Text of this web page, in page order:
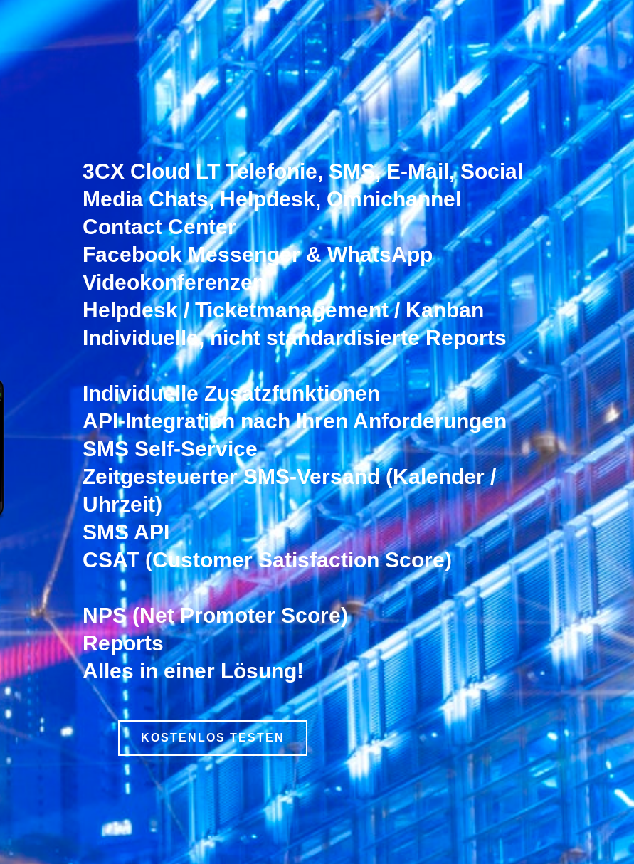
3CX Cloud LT Telefonie, SMS, E-Mail, Social
Media Chats, Helpdesk, Omnichannel
Contact Center
Facebook Messenger & WhatsApp
Video­konferenzen
Helpdesk / Ticketmanagement / Kanban
Individuelle, nicht standardisierte Reports
Individuelle Zusatzfunktionen
API-Integration nach Ihren Anforderungen
SMS Self-Service
Zeitgesteuerter SMS-Versand (Kalender /
Uhrzeit)
SMS API
CSAT (Customer Satisfaction Score)
NPS (Net Promoter Score)
Reports
Alles in einer Lösung!
KOSTENLOS TESTEN